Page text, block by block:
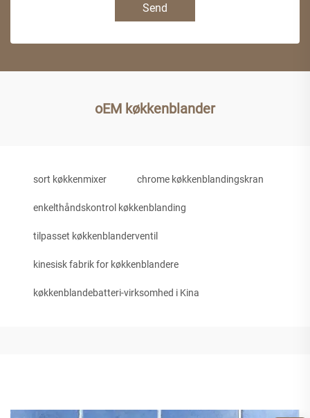
Send
oEM køkkenblander
sort køkkenmixer chrome køkkenblandingskran
enkelthåndskontrol køkkenblanding
tilpasset køkkenblanderventil
kinesisk fabrik for køkkenblandere
køkkenblandebatteri-virksomhed i Kina